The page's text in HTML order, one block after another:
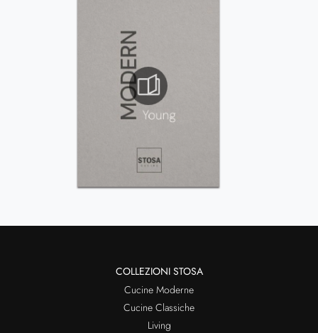
COLLEZIONI STOSA
Cucine Moderne
Cucine Classiche
Living